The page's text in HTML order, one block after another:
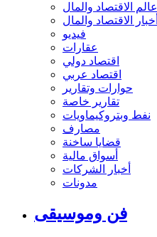
عالم الاقتصاد والمال
أخبار الاقتصاد والمال
فيديو
عقارات
اقتصاد دولي
اقتصاد عربي
حوارات وتقارير
تقارير خاصة
نفط وبتروكيماويات
مصارف
قضايا ساخنة
أسواق مالية
أخبار الشركات
مدونات
فن وموسيقى